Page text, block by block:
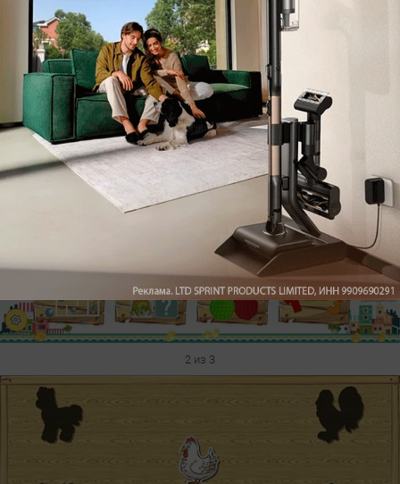
шариками.
KAM Production. Развивающие игры для детей 2-
Google Play
1 из 3
2 из 3